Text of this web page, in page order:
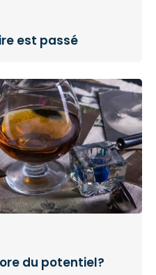
est passé
du potentiel?